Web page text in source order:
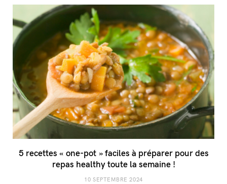
5 recettes « one-pot » faciles à préparer pour des
repas healthy toute la semaine !
10 SEPTEMBRE 2024